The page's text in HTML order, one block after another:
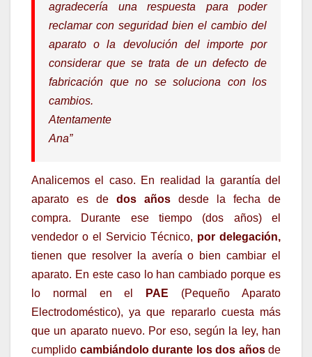
agradecería una respuesta para poder
reclamar con seguridad bien el cambio del
aparato o la devolución del importe por
considerar que se trata de un defecto de
fabricación que no se soluciona con los
cambios.
Atentamente
Ana”
Analicemos el caso. En realidad la garantía del
aparato es de dos años desde la fecha de
compra. Durante ese tiempo (dos años) el
vendedor o el Servicio Técnico, por delegación,
tienen que resolver la avería o bien cambiar el
aparato. En este caso lo han cambiado porque es
lo normal en el
PAE (Pequeño Aparato
Electrodoméstico), ya que repararlo cuesta más
que un aparato nuevo. Por eso, según la ley, han
cumplido cambiándolo durante los dos años de